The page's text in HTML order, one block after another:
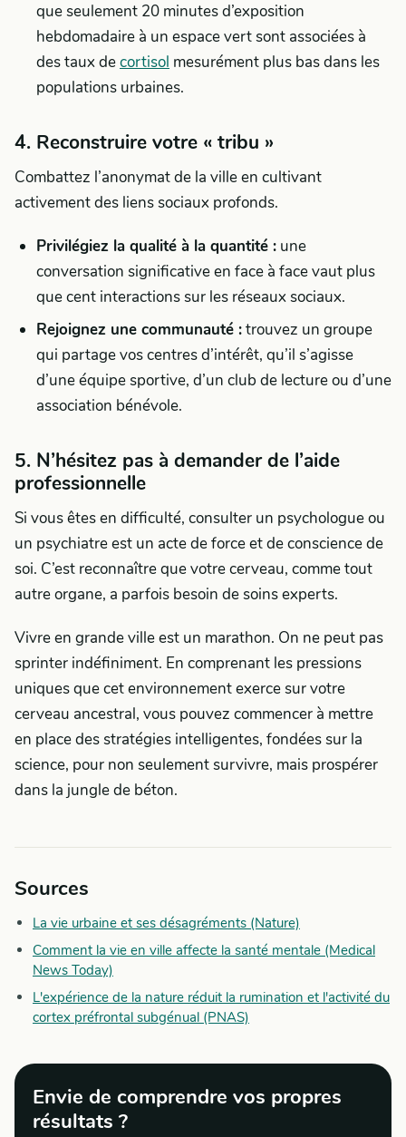
que seulement 20 minutes d’exposition
hebdomadaire à un espace vert sont associées à
des taux decortisol mesurément plus bas dans les
populations urbaines.
4. Reconstruire votre « tribu »
Combattez l’anonymat de la ville en cultivant
activement des liens sociaux profonds.
Privilégiez la qualité à la quantité : une
conversation significative en face à face vaut plus
que cent interactions sur les réseaux sociaux.
Rejoignez une communauté :trouvez un groupe
qui partage vos centres d’intérêt, qu’il s’agisse
d’une équipe sportive, d’un club de lecture ou d’une
association bénévole.
5. N’hésitez pas à demander de l’aide
professionnelle
Si vous êtes en difficulté, consulter un psychologue ou
un psychiatre est un acte de force et de conscience de
soi. C’est reconnaître que votre cerveau, comme tout
autre organe, a parfois besoin de soins experts.
Vivre en grande ville est un marathon. On ne peut pas
sprinter indéfiniment. En comprenant les pressions
uniques que cet environnement exerce sur votre
cerveau ancestral, vous pouvez commencer à mettre
en place des stratégies intelligentes, fondées sur la
science, pour non seulement survivre, mais prospérer
dans la jungle de béton.
Sources
La vie urbaine et ses désagréments (Nature)
Comment la vie en ville affecte la santé mentale (Medical
News Today)
L'expérience de la nature réduit la rumination et l'activité du
cortex préfrontal subgénual (PNAS)
Envie de comprendre vos propres
résultats ?